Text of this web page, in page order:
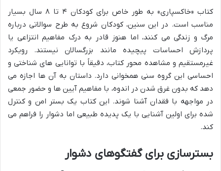
کتاب «خاکسپاری» به طور خاص برای کودکان ۴ تا ۸ سال بسیار
مناسب است. در این سنین، کودکان شروع به طرح سوالاتی درباره
مرگ و زندگی می کنند، اما هنوز قادر به درک مفاهیم انتزاعی یا
پردازش احساسات پیچیده مانند بزرگسالان نیستند. رویکرد
غیرمستقیم و مشاهده محور کتاب، دقیقاً با توانایی های شناختی و
احساسی این گروه سنی همخوانی دارد. داستان به آن ها اجازه می
دهد که بدون غرق شدن در اندوه، با مفاهیم آیین ها و حضور جمعی
در مواجهه با فقدان آشنا شوند. این کتاب یک بستر امن و کنترل
شده برای اولین آشنایی با یک پدیده طبیعی اما دشوار را فراهم می
کند.
بسترسازی برای گفتگوهای دشوار